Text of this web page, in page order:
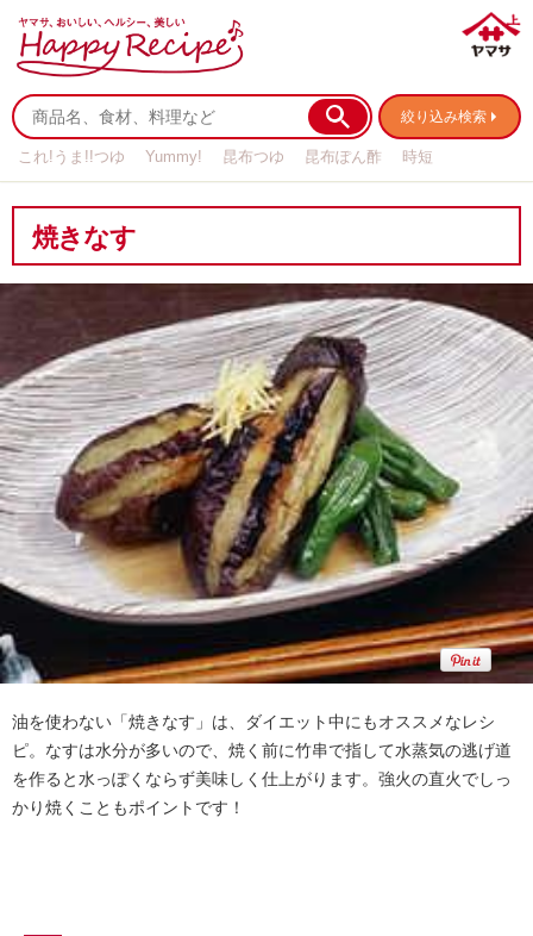
絞り込み検索
これ!うま!!つゆ Yummy! 昆布つゆ 昆布ぽん酢
時短
焼きなす
油を使わない「焼きなす」は、ダイエット中にもオススメなレシ
ピ。なすは水分が多いので、焼く前に竹串で指して水蒸気の逃げ道
を作ると水っぽくならず美味しく仕上がります。強火の直火でしっ
かり焼くこともポイントです！